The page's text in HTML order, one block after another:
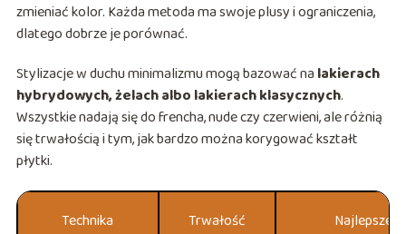
zmieniać kolor. Każda metoda ma swoje plusy i ograniczenia,
dlatego dobrze je porównać.
Stylizacje w duchu minimalizmu mogą bazować na lakierach
hybrydowych, żelach albo lakierach klasycznych.
Wszystkie nadają się do frencha, nude czy czerwieni, ale różnią
się trwałością i tym, jak bardzo można korygować kształt
płytki.
Technika Trwałość Najlepsze